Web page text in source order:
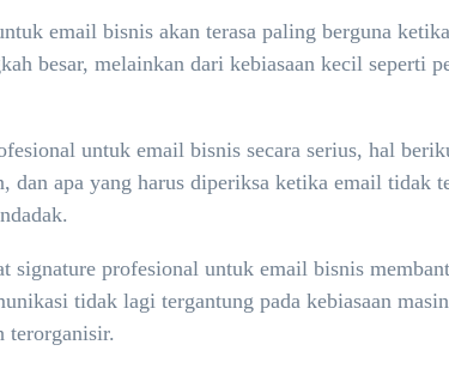
email bisnis akan terasa paling berguna
besar, melainkan dari kebiasaan kecil seperti
untuk email bisnis secara serius, hal
dan apa yang harus diperiksa ketika email
signature profesional untuk email bisnis
tidak lagi tergantung pada kebiasaan
terorganisir.